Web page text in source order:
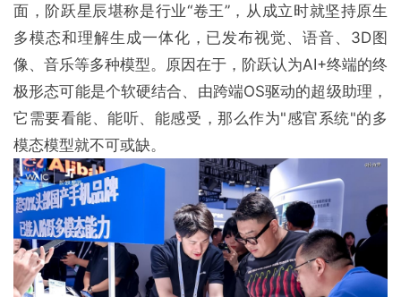
面，阶跃星辰堪称是行业“卷王”，从成立时就坚持原生
多模态和理解生成一体化，已发布视觉、语音、3D图
像、音乐等多种模型。原因在于，阶跃认为AI+终端的终
极形态可能是个软硬结合、由跨端OS驱动的超级助理，
它需要看能、能听、能感受，那么作为"感官系统"的多
模态模型就不可或缺。